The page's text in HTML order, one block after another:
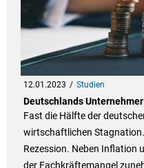
12.01.2023 Studien
Deutschlands
Fast die Hälfte der
wirtschaftlichen
Rezession. Neben Inflation
der Fachkräftemangel